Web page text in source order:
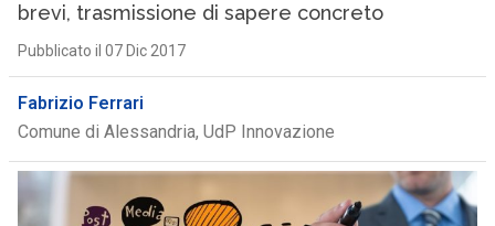
brevi, trasmissione di sapere concreto
Pubblicato il 07 Dic 2017
Fabrizio Ferrari
Comune di Alessandria, UdP Innovazione